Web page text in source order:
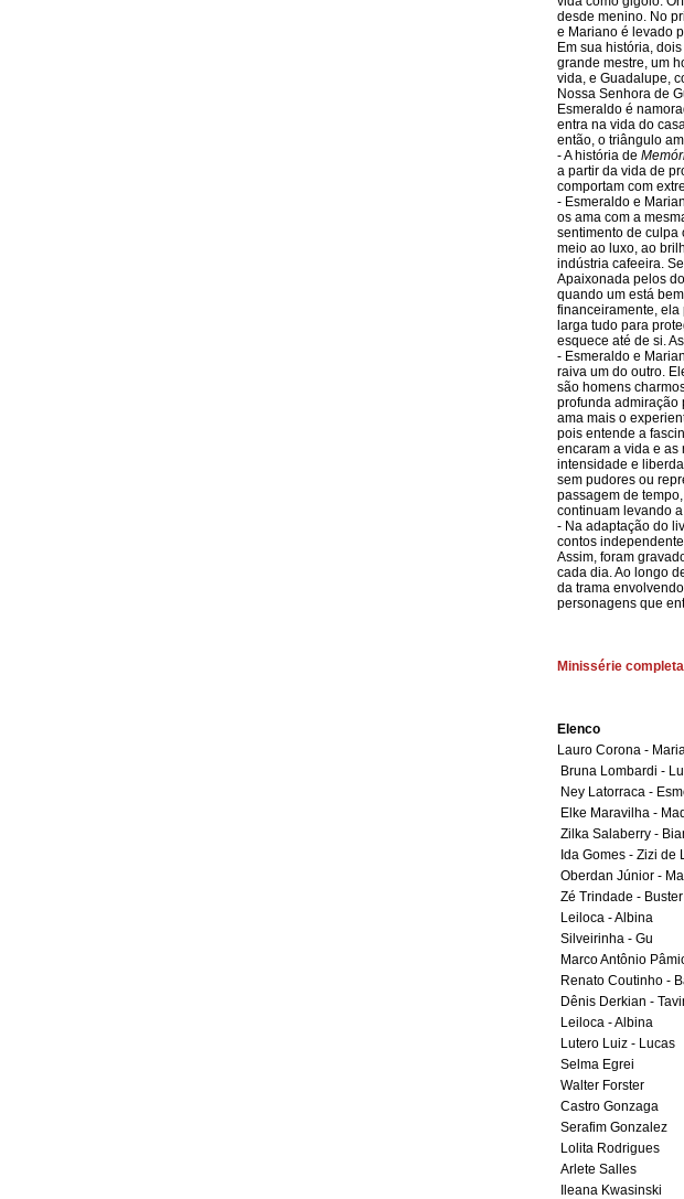
desde menino. No
e Mariano é levado
Em sua história,
grande mestre, um
vida, e Guadalupe,
Nossa Senhora de
Esmeraldo é
entra na vida do
então, o triângulo
- A história de
a partir da vida de
comportam com
- Esmeraldo e
os ama com a
sentimento de culpa
meio ao luxo, ao
indústria cafeeira.
Apaixonada pelos
quando um está
financeiramente, ela
larga tudo para
esquece até de si.
- Esmeraldo e
raiva um do outro.
são homens
profunda admiração
ama mais o
pois entende a
encaram a vida e as
intensidade e
sem pudores ou
passagem de
continuam levando
- Na adaptação do
contos
Assim, foram
cada dia. Ao longo
da trama
personagens que
Minissérie
Elenco
Lauro Corona -
Bruna Lombardi - Lu
Ney Latorraca -
Elke Maravilha -
Zilka Salaberry -
Ida Gomes - Zizi de
Oberdan Júnior -
Zé Trindade -
Leiloca - Albina
Silveirinha - Gu
Marco Antônio
Renato Coutinho -
Dênis Derkian -
Leiloca - Albina
Lutero Luiz - Lucas
Selma Egrei
Walter Forster
Castro Gonzaga
Serafim Gonzalez
Lolita Rodrigues
Arlete Salles
Ileana Kwasinski